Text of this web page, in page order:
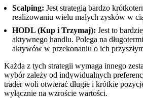
Scalping: Jest strategią bardzo
realizowaniu wielu małych zysków w
HODL (Kup i Trzymaj): Jest to
aktywnego handlu. Polega na
aktywów w przekonaniu o ich
Każda z tych strategii wymaga innego
wybór zależy od indywidualnych
trader woli otwierać długie i krótkie
wyłącznie na wzroście wartości.